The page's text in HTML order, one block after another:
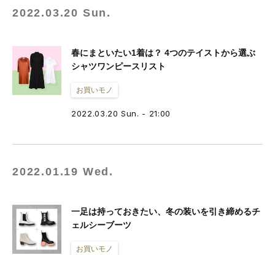
2022.03.20 Sun.
春にまといたい1着は？ 4つのテイストから選ぶ
シャツワンピースリスト
お買いモノ
2022.03.20 Sun. - 21:00
2022.01.19 Wed.
一足は持っておきたい、冬の装いを引き締めるチ
ェルシーブーツ
お買いモノ